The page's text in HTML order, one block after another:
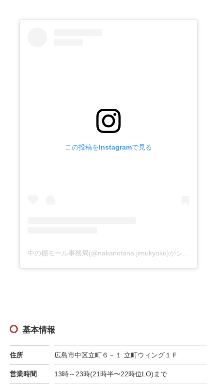
この投稿をInstagramで見る
基本情報
住所 広島市中区立町６－１ 立町ウィング１Ｆ
営業時間 13時～23時(21時半〜22時位LO)まで